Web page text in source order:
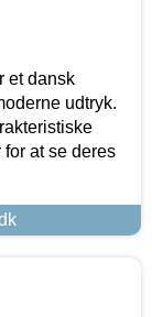
et dansk
udtryk.
at se deres